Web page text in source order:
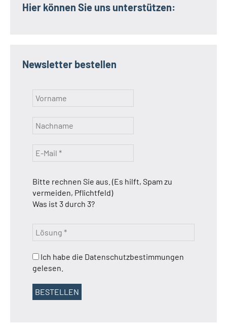
Hier können Sie uns unterstützen:
Newsletter bestellen
Bitte rechnen Sie aus. (Es hilft, Spam zu
vermeiden, Pflichtfeld)
Was ist 3 durch 3?
Ich habe die Datenschutzbestimmungen
gelesen.